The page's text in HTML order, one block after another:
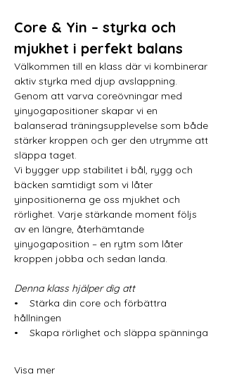
Core & Yin – styrka och
mjukhet i perfekt balans
Välkommen till en klass där vi kombinerar
aktiv styrka med djup avslappning.
Genom att varva coreövningar med
yinyogapositioner skapar vi en
balanserad träningsupplevelse som både
stärker kroppen och ger den utrymme att
släppa taget.
Vi bygger upp stabilitet i bål, rygg och
bäcken samtidigt som vi låter
yinpositionerna ge oss mjukhet och
rörlighet. Varje stärkande moment följs
av en längre, återhämtande
yinyogaposition – en rytm som låter
kroppen jobba och sedan landa.
Denna klass hjälper dig att
•    Stärka din core och förbättra
hållningen
•    Skapa rörlighet och släppa spänninga
Visa mer